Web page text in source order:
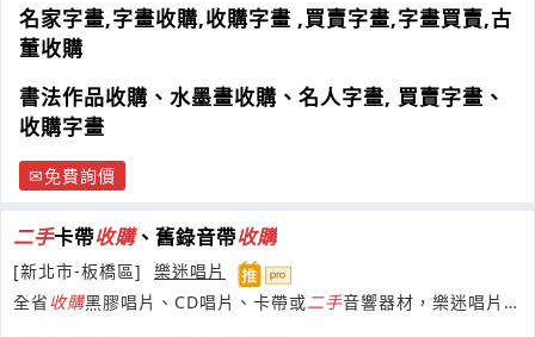
名家字畫,字畫收購,收購字畫 ,買賣字畫,字畫買賣,古
董收購
書法作品收購、水墨畫收購、名人字畫, 買賣字畫、
收購字畫
免費詢價
二手卡帶收購、舊錄音帶收購
[新北市-板橋區]
樂迷唱片
全省收購黑膠唱片、CD唱片、卡帶或二手音響器材，樂迷唱片行